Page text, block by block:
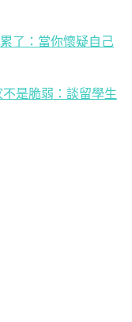
了：當你懷疑自己
是脆弱：談留學生